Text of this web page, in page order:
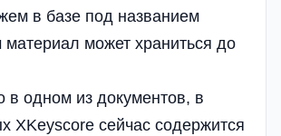
в базе под названием
может храниться до
в одном из документов, в
XKeyscore сейчас содержится